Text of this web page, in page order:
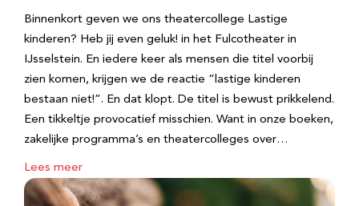
Binnenkort geven we ons theatercollege Lastige
kinderen? Heb jij even geluk! in het Fulcotheater in
IJsselstein. En iedere keer als mensen die titel voorbij
zien komen, krijgen we de reactie “lastige kinderen
bestaan niet!”. En dat klopt. De titel is bewust prikkelend.
Een tikkeltje provocatief misschien. Want in onze boeken,
zakelijke programma’s en theatercolleges over…
Lees meer